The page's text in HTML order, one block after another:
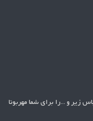
زیر و ...را برای شما مهربونا